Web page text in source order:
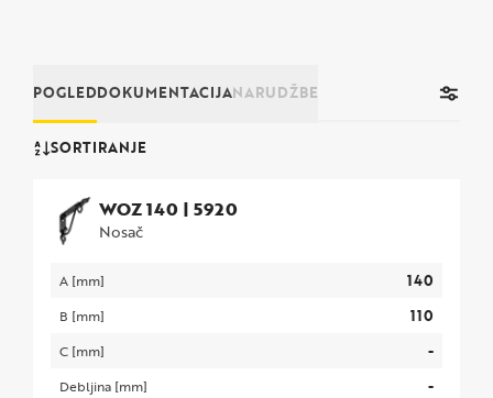
POGLEDDOKUMENTACIJANARUDŽBE
SORTIRANJE
WOZ 140 | 5920
Nosač
A [mm] 140
B [mm] 110
C [mm] -
Debljina [mm] -